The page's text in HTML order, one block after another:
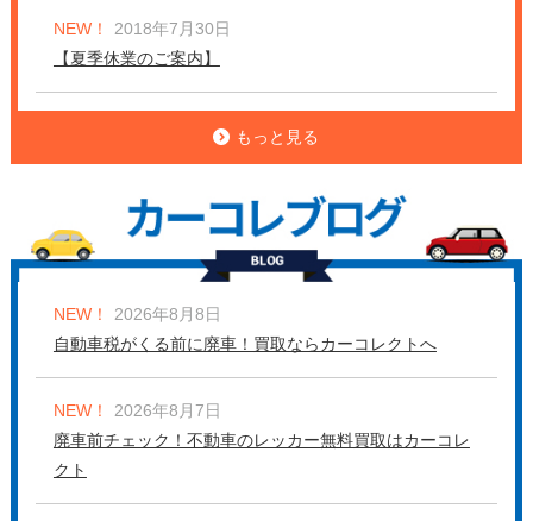
NEW！
2018年7月30日
【夏季休業のご案内】
もっと見る
NEW！
2026年8月8日
自動車税がくる前に廃車！買取ならカーコレクトへ
NEW！
2026年8月7日
廃車前チェック！不動車のレッカー無料買取はカーコレ
クト